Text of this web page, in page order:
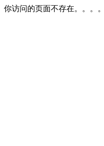
你访问的页面不存在。。。。